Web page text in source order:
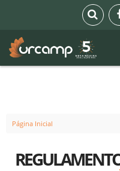
Página Inicial